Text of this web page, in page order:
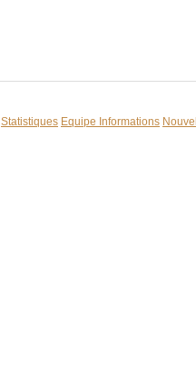
Statistiques Equipe Informations